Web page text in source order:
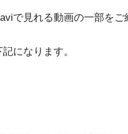
で見れる動画の一部をご
になります。